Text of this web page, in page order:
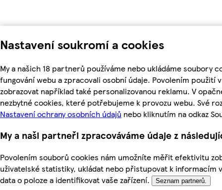
Nastavení soukromí a cookies
My a našich 18 partnerů používáme nebo ukládáme soubory
fungování webu a zpracovali osobní údaje. Povolením použití
zobrazovat například také personalizovanou reklamu. V
nezbytné cookies, které potřebujeme k provozu webu. Své
Nastavení ochrany osobních údajů nebo kliknutím na odkaz
My a naši partneři zpracováváme údaje z
Povolením souborů cookies nám umožníte měřit efektivitu
uživatelské statistiky, ukládat nebo přistupovat k informacím
data o poloze a identifikovat vaše zařízení.
Seznam partnerů.